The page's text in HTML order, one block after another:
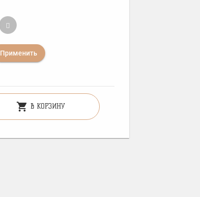
Применить
shopping_cart В КОРЗИНУ